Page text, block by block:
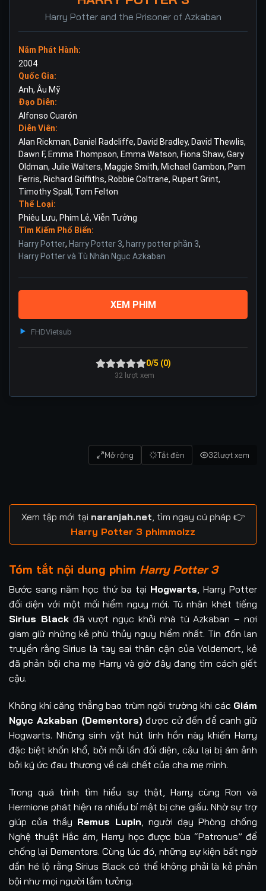
Harry Potter and the Prisoner of Azkaban
Năm Phát Hành:
2004
Quốc Gia:
Anh, Âu Mỹ
Đạo Diễn:
Alfonso Cuarón
Diễn Viên:
Alan Rickman, Daniel Radcliffe, David Bradley, David Thewlis,
Dawn F, Emma Thompson, Emma Watson, Fiona Shaw, Gary
Oldman, Julie Walters, Maggie Smith, Michael Gambon, Pam
Ferris, Richard Griffiths, Robbie Coltrane, Rupert Grint,
Timothy Spall , Tom Felton
Thể Loại:
Phiêu Lưu, Phim Lẻ, Viễn Tưởng
Tìm Kiếm Phổ Biến:
Harry Potter, Harry Potter 3, harry potter phần 3,
Harry Potter và Tù Nhân Ngục Azkaban
XEM PHIM
FHDVietsub
0/5 (0)
32lượt xem
Mở rộng Tắt đèn 32lượt xem
Xem tập mới tại naranjah.net , tìm ngay cú pháp 👉
Harry Potter 3 phimmoizz
Tóm tắt nội dung phim Harry Potter 3
Bước sang năm học thứ ba tại Hogwarts, Harry Potter
đối diện với một mối hiểm nguy mới. Tù nhân khét tiếng
Sirius Blackđã vượt ngục khỏi nhà tù Azkaban – nơi
giam giữ những kẻ phù thủy nguy hiểm nhất. Tin đồn lan
truyền rằng Sirius là tay sai thân cận của Voldemort, kẻ
đã phản bội cha mẹ Harry và giờ đây đang tìm cách giết
cậu.
Không khí căng thẳng bao trùm ngôi trường khi các Giám
Ngục Azkaban (Dementors) được cử đến để canh giữ
Hogwarts. Những sinh vật hút linh hồn này khiến Harry
đặc biệt khốn khổ, bởi mỗi lần đối diện, cậu lại bị ám ảnh
bởi ký ức đau thương về cái chết của cha mẹ mình.
Trong quá trình tìm hiểu sự thật, Harry cùng Ron và
Hermione phát hiện ra nhiều bí mật bị che giấu. Nhờ sự trợ
giúp của thầy Remus Lupin , người dạy Phòng chống
Nghệ thuật Hắc ám, Harry học được bùa “Patronus” để
chống lại Dementors. Cùng lúc đó, những sự kiện bất ngờ
dần hé lộ rằng Sirius Black có thể không phải là kẻ phản
bội như mọi người lầm tưởng.